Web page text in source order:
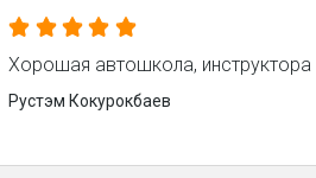
Хорошая автошкола,
Рустэм Кокурокбаев